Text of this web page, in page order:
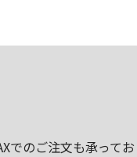
でのご注文も承ってお